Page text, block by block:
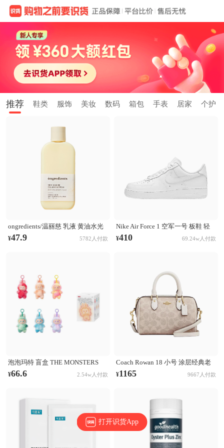
推荐 鞋类 服饰 美妆 数码 箱包 手表 居家 个护
ongredients/温丽慈 乳液 黄油水光
妆前乳液 舒缓肌肤 修护保湿
¥47.9 5782人付款
Nike Air Force 1 空军一号 板鞋 轻
便舒适百搭耐磨防滑复古 White 纯
¥410 69.24w人付款
泡泡玛特 盲盒 THE MONSTERS
LABUBU第三代3.0 前方高能系列
¥66.6 2.54w人付款
Coach Rowan 18 小号 涂层经典老
花印花拉链开合PVC拼皮单肩斜挎
¥1165 9667人付款
打开识货App